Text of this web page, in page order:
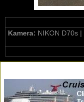
Kamera: NIKON D70s |